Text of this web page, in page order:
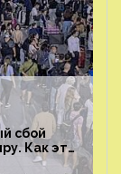
сбой
Как это